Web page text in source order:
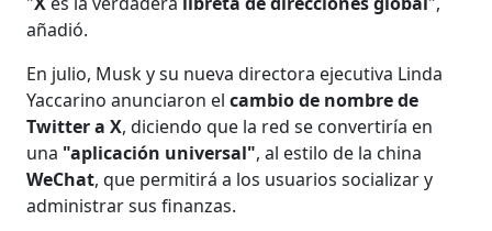
añadió.
En julio, Musk y su nueva directora ejecutiva Linda
Yaccarino anunciaron elcambio de nombre de
Twitter a X, diciendo que la red se convertiría en
una "aplicación universal", al estilo de la china
WeChat, que permitirá a los usuarios socializar y
administrar sus finanzas.